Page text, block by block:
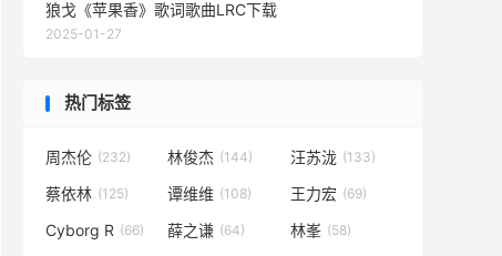
狼戈《苹果香》歌词歌曲LRC下载
2025-01-27
热门标签
周杰伦 (232) 林俊杰 (144) 汪苏泷 (133)
蔡依林 (125) 谭维维 (108) 王力宏 (69)
Cyborg R (66) 薛之谦 (64) 林峯 (58)